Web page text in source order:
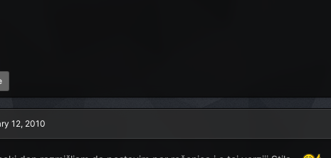
12, 2010